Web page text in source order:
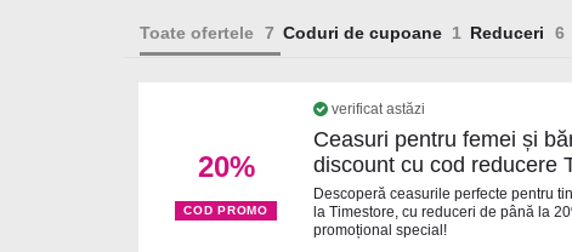
Toate ofertele Coduri de cupoane Reduceri
20%
COD PROMO
verificat astăzi
Ceasuri pentru femei și
discount cu cod reducere
Descoperă ceasurile perfecte pentru
la Timestore, cu reduceri de până la
promoțional special!